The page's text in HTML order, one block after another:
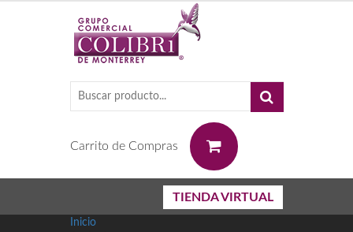
Carrito de Compras
TIENDA VIRTUAL
Inicio